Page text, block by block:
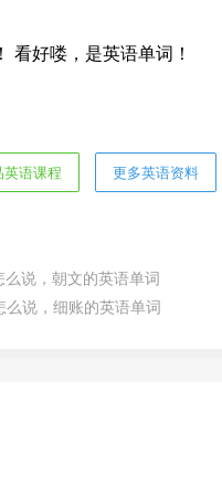
看好喽，是英语单词！
英语课程 更多英语资料
么说，朝文的英语单词
么说，细账的英语单词